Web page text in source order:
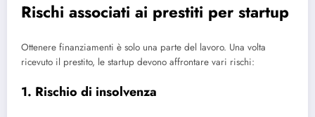
Rischi associati ai prestiti per startup
Ottenere finanziamenti è solo una parte del lavoro. Una volta
ricevuto il prestito, le startup devono affrontare vari rischi:
1. Rischio di insolvenza